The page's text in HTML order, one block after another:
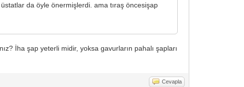
da öyle önermişlerdi. ama tıraş öncesişap
İha şap yeterli midir, yoksa gavurların pahalı şapları
Cevapla